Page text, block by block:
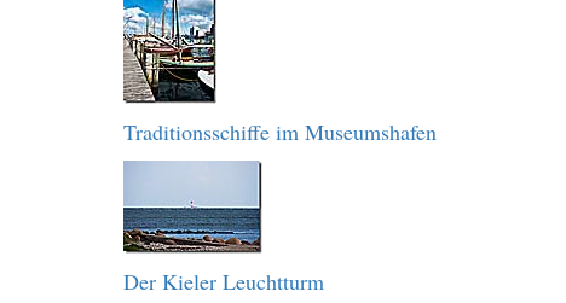
Traditionsschiffe im Museumshafen
Der Kieler Leuchtturm